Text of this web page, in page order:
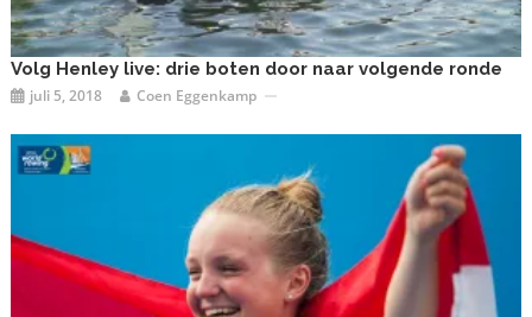
Volg Henley live: drie boten door naar volgende ronde
juli 5, 2018 Coen Eggenkamp